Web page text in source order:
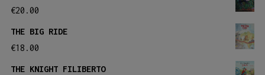
€20.00
THE BIG RIDE
€18.00
THE KNIGHT FILIBERTO